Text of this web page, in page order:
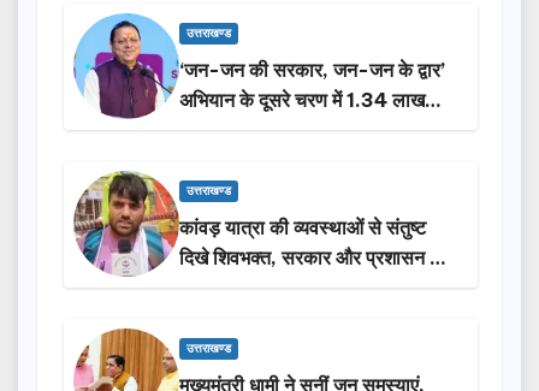
उत्तराखण्ड
‘जन-जन की सरकार, जन-जन के द्वार’
अभियान के दूसरे चरण में 1.34 लाख
लोगों की भागीदारी…
उत्तराखण्ड
कांवड़ यात्रा की व्यवस्थाओं से संतुष्ट
दिखे शिवभक्त, सरकार और प्रशासन की
सराहना…
उत्तराखण्ड
मुख्यमंत्री धामी ने सुनीं जन समस्याएं,